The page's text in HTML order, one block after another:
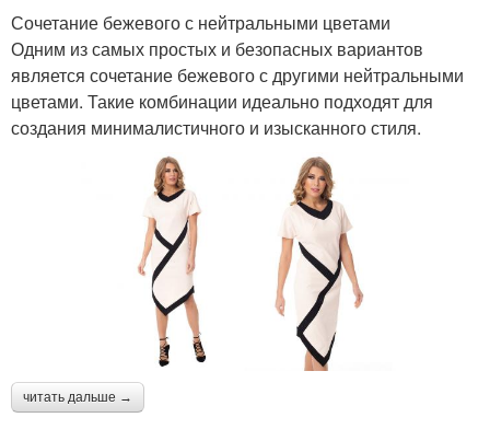
Сочетание бежевого с нейтральными цветами
Одним из самых простых и безопасных вариантов
является сочетание бежевого с другими нейтральными
цветами. Такие комбинации идеально подходят для
создания минималистичного и изысканного стиля.
читать дальше →